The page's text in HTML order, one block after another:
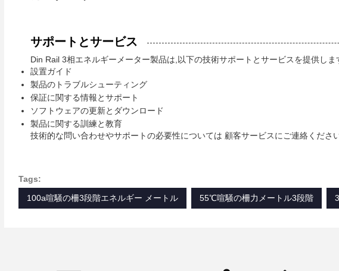
サポートとサービス
Din Rail 3相エネルギーメーター製品は,以下の技術サポートとサービスを提供しま
設置ガイド
製品のトラブルシューティング
保証に関する情報とサポート
ソフトウェアの更新とダウンロード
製品に関する訓練と教育
技術的な問い合わせやサポートの必要性については 顧客サービスにご連絡くださ
Tags:
100a喧騒の柵3段階エネルギー メートル
55℃喧騒の柵力メートル3段階